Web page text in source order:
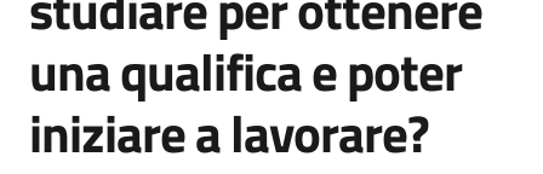
P
e
r
s
o
una qualifica e poter
iniziare a lavorare?